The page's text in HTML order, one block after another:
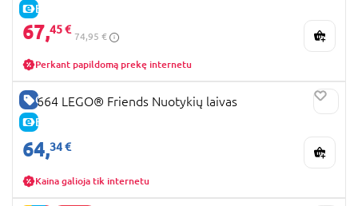
E-KAINA
67,45 €
74,95 €
Perkant papildomą prekę internetu
GERA KAINA
E-KAINA
42664 LEGO® Friends Nuotykių laivas
64,34 €
Kaina galioja tik internetu